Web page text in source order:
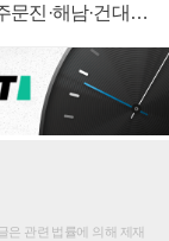
문진·해남·건대로
은 관련 법률에 의해 제재